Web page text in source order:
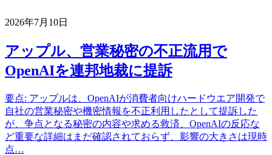
2026年7月10日
アップル、営業秘密の不正流用で
OpenAIを連邦地裁に提訴
要点: アップルは、OpenAIが消費者向けハードウエア開発で
自社の営業秘密や機密情報を不正利用したとして提訴した
が、争点となる秘密の内容や求める救済、OpenAIの反応な
ど重要な詳細はまだ確認されておらず、影響の大きさは現時
点…